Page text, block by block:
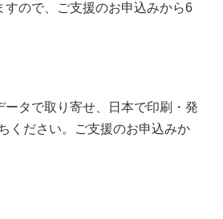
ので、ご支援のお申込みから6
タで取り寄せ、日本で印刷・発
ください。ご支援のお申込みか